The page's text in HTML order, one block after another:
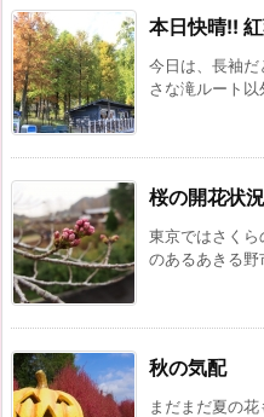
本日快晴!!
今日は、長袖
さな滝ルート
桜の開花状況
東京ではさくら
のあるあきる
秋の気配
まだまだ夏の花